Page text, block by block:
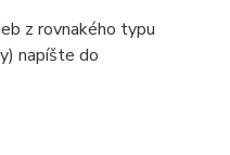
z rovnakého typu
napíšte do